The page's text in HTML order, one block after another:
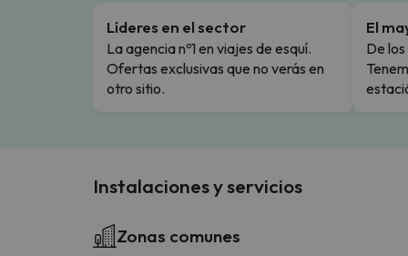
Líderes en el sector
La agencia nº1 en viajes de esquí.
Ofertas exclusivas que no verás en
otro sitio.
El
De
Instalaciones y servicios
Zonas comunes